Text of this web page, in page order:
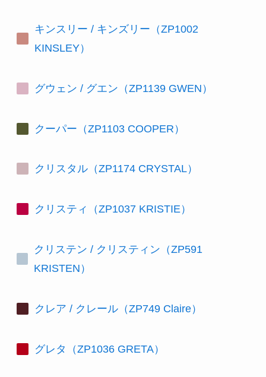
キンスリー / キンズリー（ZP1002
KINSLEY）
グウェン / グエン（ZP1139 GWEN）
クーパー（ZP1103 COOPER）
クリスタル（ZP1174 CRYSTAL）
クリスティ（ZP1037 KRISTIE）
クリステン / クリスティン（ZP591
KRISTEN）
クレア / クレール（ZP749 Claire）
グレタ（ZP1036 GRETA）